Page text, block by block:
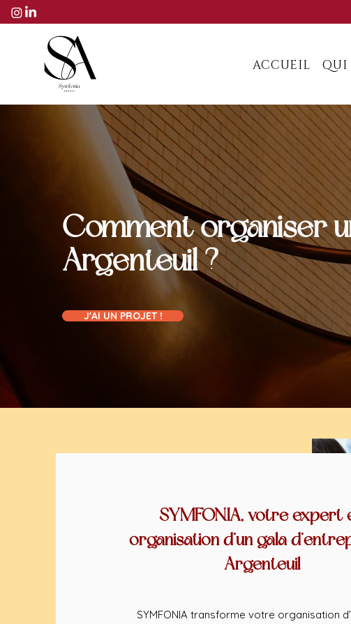
ACCUEIL QUI
Comment organiser
Argenteuil ?
J'AI UN PROJET !
SYMFONIA, votre expert
organisation d’un gala
Argenteuil
SYMFONIA transforme votre organisation